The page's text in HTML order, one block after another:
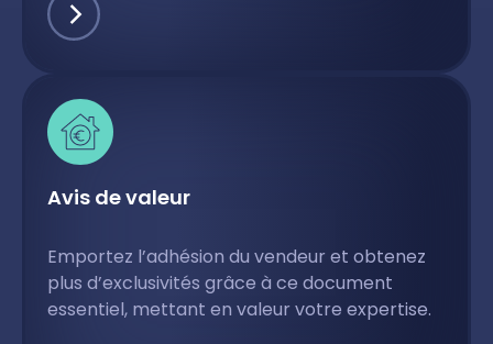
Avis de valeur
Emportez l’adhésion du vendeur et obtenez
plus d’exclusivités grâce à ce document
essentiel, mettant en valeur votre expertise.